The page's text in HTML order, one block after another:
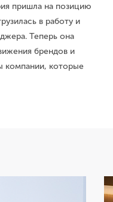
пришла на позицию
в работу и
Теперь она
брендов и
компании, которые